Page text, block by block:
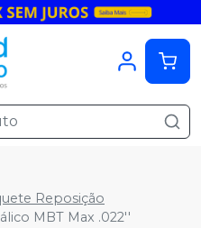
Reposição
MBT Max .022''